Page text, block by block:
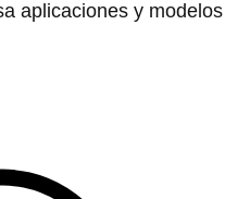
aplicaciones y modelos